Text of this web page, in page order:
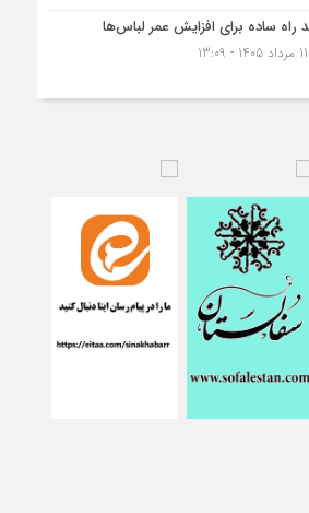
راه ساده برای افزایش عمر لباس‌ها